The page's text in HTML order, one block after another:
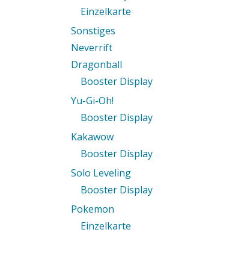
Einzelkarte
Sonstiges
Neverrift
Dragonball
Booster Display
Yu-Gi-Oh!
Booster Display
Kakawow
Booster Display
Solo Leveling
Booster Display
Pokemon
Einzelkarte